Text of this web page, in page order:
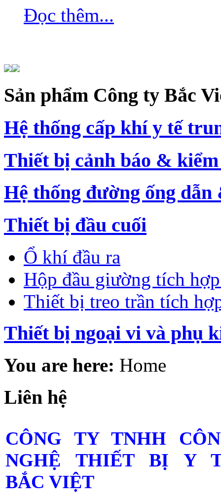
Đọc thêm...
Sản phẩm Công ty Bắc
Hệ thống cấp khí y tế
Thiết bị cảnh báo &
Hệ thống đường ống
Thiết bị đầu cuối
Ổ khí đầu ra
Hộp đầu giường tích
Thiết bị treo trần tích
Thiết bị ngoại vi và phụ
You are here: Home
Liên hệ
CÔNG TY TNHH
NGHỆ THIẾT BỊ Y
BẮC VIỆT